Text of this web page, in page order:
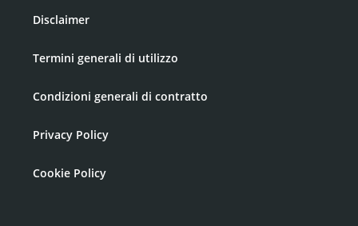
Disclaimer
Termini generali di utilizzo
Condizioni generali di contratto
Privacy Policy
Cookie Policy